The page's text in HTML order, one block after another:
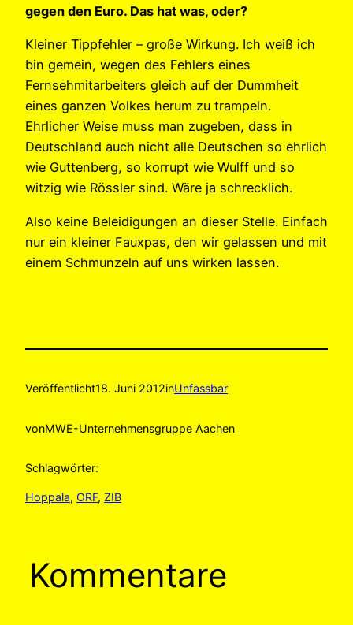
gegen den Euro. Das hat was, oder?
Kleiner Tippfehler – große Wirkung. Ich weiß ich
bin gemein, wegen des Fehlers eines
Fernsehmitarbeiters gleich auf der Dummheit
eines ganzen Volkes herum zu trampeln.
Ehrlicher Weise muss man zugeben, dass in
Deutschland auch nicht alle Deutschen so ehrlich
wie Guttenberg, so korrupt wie Wulff und so
witzig wie Rössler sind. Wäre ja schrecklich.
Also keine Beleidigungen an dieser Stelle. Einfach
nur ein kleiner Fauxpas, den wir gelassen und mit
einem Schmunzeln auf uns wirken lassen.
Veröffentlicht18. Juni 2012inUnfassbar
vonMWE-Unternehmensgruppe Aachen
Schlagwörter:
Hoppala, ORF, ZIB
Kommentare